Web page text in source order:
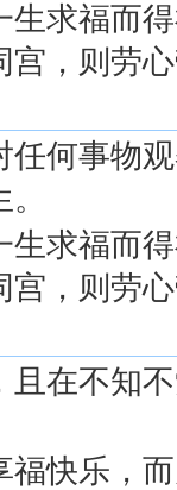
生求福而
宫，则劳
任何事物
生求福而
宫，则劳
且在不知
福快乐，